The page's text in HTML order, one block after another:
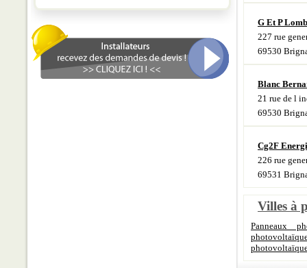
G Et P
227 rue
69530
Blanc
21 rue de l
69530
Cg2F
226 rue
69531
Villes à
Panneaux